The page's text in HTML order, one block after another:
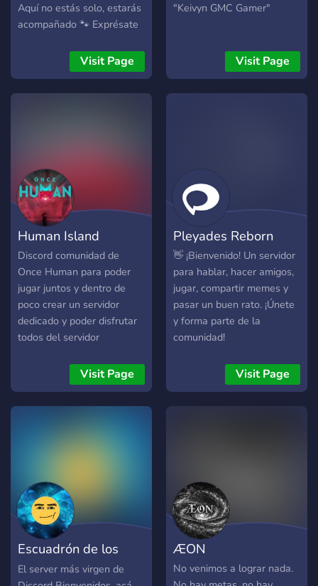
Aquí no estás solo, estarás
acompañado 🐾 Exprésate
ser Juzgado 🐈⬛ Sé
Escuchado y demuestra
que puedes lograrlo
Visit Page
"Keivyn GMC Gamer"
Visit Page
Human Island
Discord comunidad de
Once Human para poder
jugar juntos y dentro de
poco crear un servidor
dedicado y poder disfrutar
todos del servidor
Visit Page
Pleyades Reborn
👋 ¡Bienvenido! Un servidor
para hablar, hacer amigos,
jugar, compartir memes y
pasar un buen rato. ¡Únete
y forma parte de la
comunidad!
Visit Page
Escuadrón de los
vírgenes 2
El server más virgen de
ÆON
No venimos a lograr nada.